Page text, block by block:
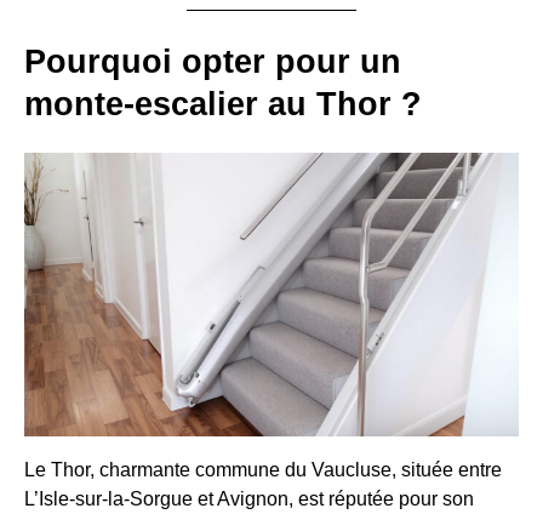
Pourquoi opter pour un
monte-escalier au Thor ?
Le Thor, charmante commune du Vaucluse, située entre
L’Isle-sur-la-Sorgue et Avignon, est réputée pour son